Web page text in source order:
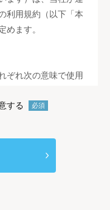
利用規約（以下「本
めます。
ぞれ次の意味で使用
がインターネット上
約に基づき「おシゴ
する 必須